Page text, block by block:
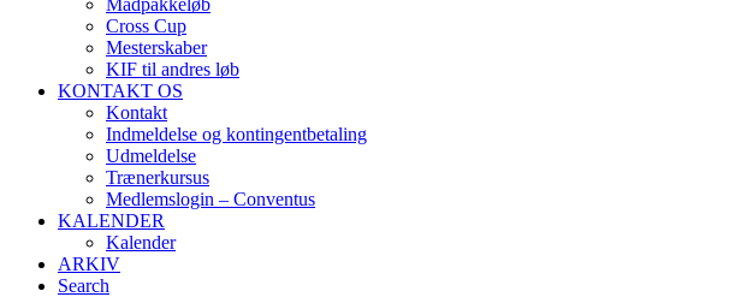
Madpakkeløb
Cross Cup
Mesterskaber
KIF til andres løb
KONTAKT OS
Kontakt
Indmeldelse og kontingentbetaling
Udmeldelse
Trænerkursus
Medlemslogin – Conventus
KALENDER
Kalender
ARKIV
Search